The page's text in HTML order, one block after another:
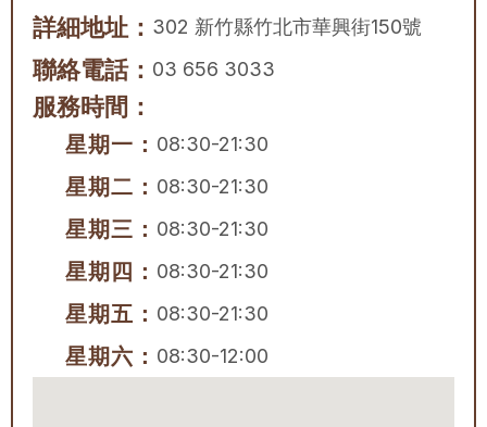
詳細地址： 302 新竹縣竹北市華興街150號
聯絡電話： 03 656 3033
服務時間：
星期一： 08:30-21:30
星期二： 08:30-21:30
星期三： 08:30-21:30
星期四： 08:30-21:30
星期五： 08:30-21:30
星期六： 08:30-12:00